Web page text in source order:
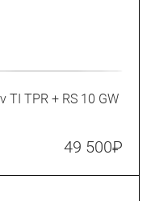
TI TPR + RS 10 GW
49 500₽